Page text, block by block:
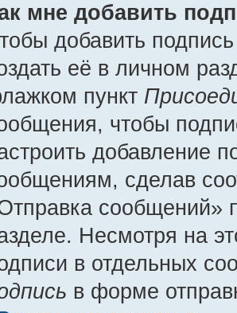
мне добавить
добавить
её в личном
пункт
чтобы
добавление
сделав
сообщений»
Несмотря на
в отдельных
в форме